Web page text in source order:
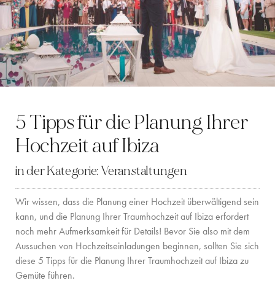
4 SCHLAFZIMMER
5 SCHLAFZIMMER
6+ SCHLAFZIMMER
ALLE VILLEN
WESTKÜSTE
SANTA EULALIA
IBIZA-STADT
INSPIRATION
5 Tipps für die Planung Ihrer
Hochzeit auf Ibiza
in der Kategorie:Veranstaltungen
Wir wissen, dass die Planung einer Hochzeit überwältigend sein
kann, und die Planung Ihrer Traumhochzeit auf Ibiza erfordert
noch mehr Aufmerksamkeit für Details! Bevor Sie also mit dem
Aussuchen von Hochzeitseinladungen beginnen, sollten Sie sich
diese 5 Tipps für die Planung Ihrer Traumhochzeit auf Ibiza zu
Gemüte führen.